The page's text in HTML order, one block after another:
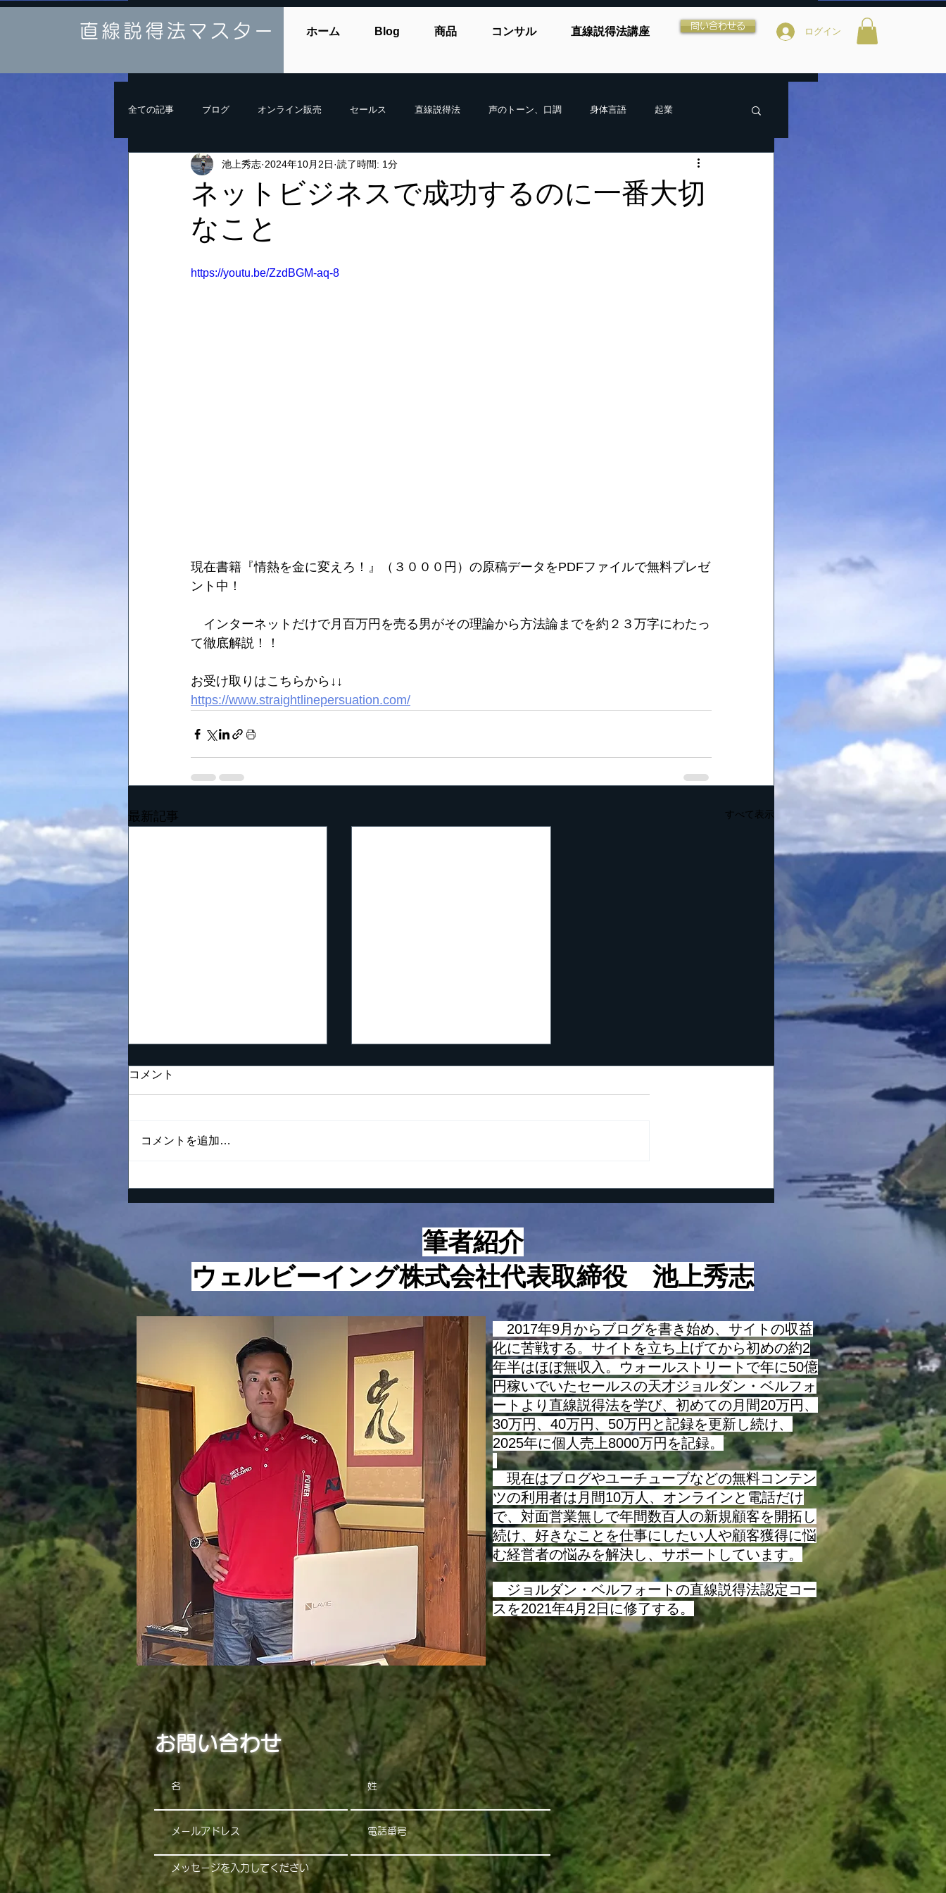
直線説得法マスター ホーム Blog 商品 コンサル 直線説得法講座 問い合わせる ログイン
全ての記事 ブログ オンライン販売 セールス 直線説得法 声のトーン、口調 身体言語 起業
ネットビジネスで成功するのに一番大切
なこと
池上秀志 2024年10月2日 読了時間: 1分
https://youtu.be/ZzdBGM-aq-8
現在書籍『情熱を金に変えろ！』（３０００円）の原稿データをPDFファイルで無料プレゼ
ント中！
インターネットだけで月百万円を売る男がその理論から方法論までを約２３万字にわたっ
て徹底解説！！
お受け取りはこちらから↓↓
https://www.straightlinepersuation.com/
最新記事 すべて表示
努力の仕方が間違っている
す。夢というまだ実現されてい
ません。 ただの現状維持でも
ないけれど、寝ている間に見る
あの夢でもない、そんな言葉で
す。 ここで重要になってくる
のは、夢を実現させるための手
起業家が知っておくべき5つ
う訳で、本日は起業家が知って
おくべき５つの数字についてお
話をさせて頂きます。 まず、
基本的な考え方についてお話を
させて頂きますが、最近は様々
な指標やビジネス用語が使われ
るようになっていますが、そう
コメント
コメントを追加…
筆者紹介
​ウェルビーイング株式会社代表取締役 池上秀志
2017年9月からブログを書き始め、サイトの収益
化に苦戦する。サイトを立ち上げてから初めの約2
年半はほぼ無収入。ウォールストリートで年に50億
円稼いでいたセールスの天才ジョルダン・ベルフォ
ートより直線説得法を学び、初めての月間20万円、
30万円、40万円、50万円と記録を更新し続け、
2025年に個人売上8000万円を記録。
現在はブログやユーチューブなどの無料コンテン
ツの利用者は月間10万人、オンラインと電話だけ
で、対面営業無しで年間数百人の新規顧客を開拓し
続け、好きなことを仕事にしたい人や顧客獲得に悩
む経営者の悩みを解決し、サポートしています。
​ ジョルダン・ベルフォートの直線説得法認定コー
スを2021年4月2日に修了する。
お問い合わせ